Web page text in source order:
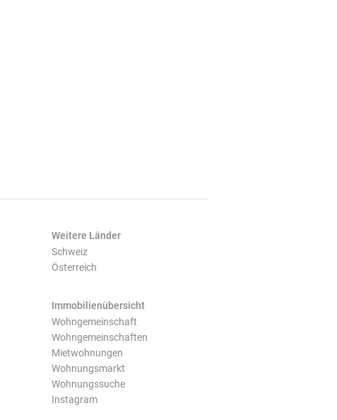
Weitere Länder
Schweiz
Österreich
Immobilienübersicht
Wohngemeinschaft
Wohngemeinschaften
Mietwohnungen
Wohnungsmarkt
Wohnungssuche
Instagram